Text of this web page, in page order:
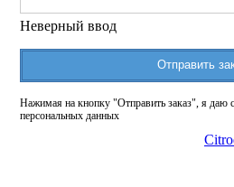
Неверный ввод
Отправить
Нажимая на кнопку "Отправить заказ", я даю
персональных данных